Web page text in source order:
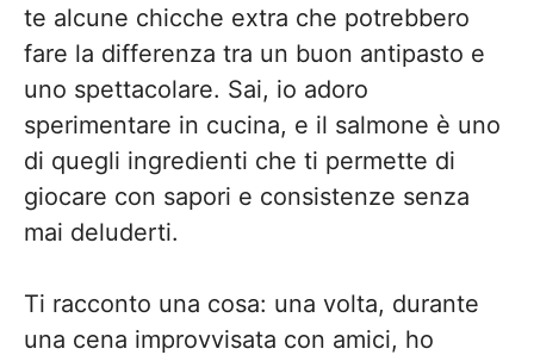
te alcune chicche extra che potrebbero
fare la differenza tra un buon antipasto e
uno spettacolare. Sai, io adoro
sperimentare in cucina, e il salmone è uno
di quegli ingredienti che ti permette di
giocare con sapori e consistenze senza
mai deluderti.
Ti racconto una cosa: una volta, durante
una cena improvvisata con amici, ho